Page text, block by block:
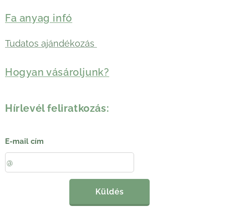
Fa anyag infó
Tudatos ajándékozás
Hogyan vásároljunk?
Hírlevél feliratkozás:
E-mail cím
Küldés